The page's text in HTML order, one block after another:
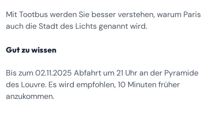
Mit Tootbus werden Sie besser verstehen, warum Paris
auch die Stadt des Lichts genannt wird.
Gut zu wissen
Bis zum 02.11.2025 Abfahrt um 21 Uhr an der Pyramide
des Louvre. Es wird empfohlen, 10 Minuten früher
anzukommen.